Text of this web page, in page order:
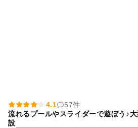
4.1
57件
流れるプールやスライダーで遊ぼう♪
設